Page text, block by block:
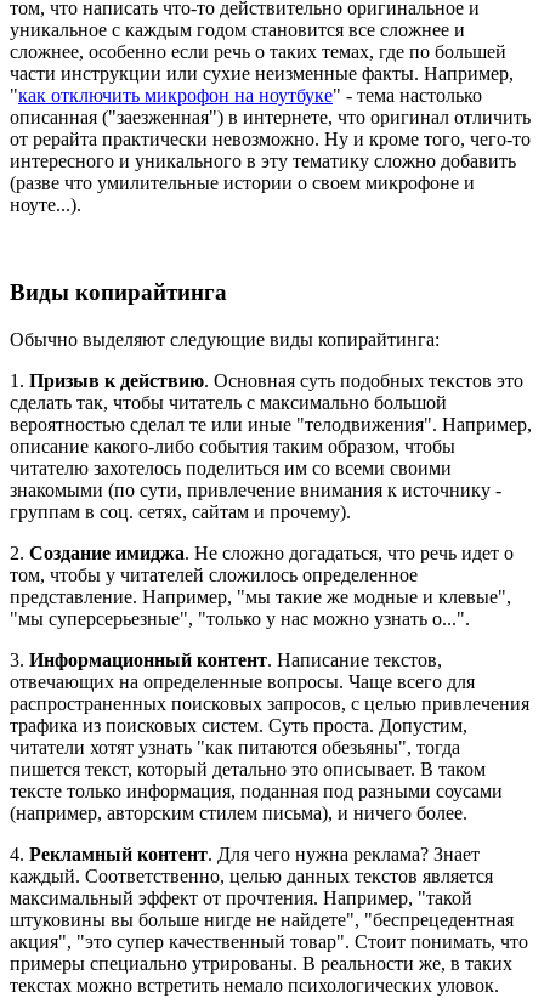
том, что написать что-то действительно оригинальное и
уникальное с каждым годом становится все сложнее и
сложнее, особенно если речь о таких темах, где по большей
части инструкции или сухие неизменные факты. Например,
"как отключить микрофон на ноутбуке" - тема настолько
описанная ("заезженная") в интернете, что оригинал отличить
от рерайта практически невозможно. Ну и кроме того, чего-то
интересного и уникального в эту тематику сложно добавить
(разве что умилительные истории о своем микрофоне и
ноуте...).
Виды копирайтинга
Обычно выделяют следующие виды копирайтинга:
1. Призыв к действию. Основная суть подобных текстов это
сделать так, чтобы читатель с максимально большой
вероятностью сделал те или иные "телодвижения". Например,
описание какого-либо события таким образом, чтобы
читателю захотелось поделиться им со всеми своими
знакомыми (по сути, привлечение внимания к источнику -
группам в соц. сетях, сайтам и прочему).
2. Создание имиджа. Не сложно догадаться, что речь идет о
том, чтобы у читателей сложилось определенное
представление. Например, "мы такие же модные и клевые",
"мы суперсерьезные", "только у нас можно узнать о...".
3. Информационный контент. Написание текстов,
отвечающих на определенные вопросы. Чаще всего для
распространенных поисковых запросов, с целью привлечения
трафика из поисковых систем. Суть проста. Допустим,
читатели хотят узнать "как питаются обезьяны", тогда
пишется текст, который детально это описывает. В таком
тексте только информация, поданная под разными соусами
(например, авторским стилем письма), и ничего более.
4. Рекламный контент. Для чего нужна реклама? Знает
каждый. Соответственно, целью данных текстов является
максимальный эффект от прочтения. Например, "такой
штуковины вы больше нигде не найдете", "беспрецедентная
акция", "это супер качественный товар". Стоит понимать, что
примеры специально утрированы. В реальности же, в таких
текстах можно встретить немало психологических уловок.